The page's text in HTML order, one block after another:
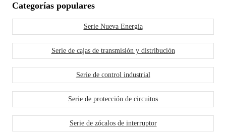
Categorías populares
Serie Nueva Energía
Serie de cajas de transmisión y distribución
Serie de control industrial
Serie de protección de circuitos
Serie de zócalos de interruptor